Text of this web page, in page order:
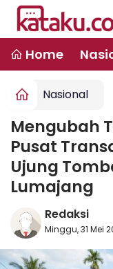
Home
Nasional
Mengubah
Pusat
Ujung
Lumajang
Redaksi
Minggu, 31 Mei